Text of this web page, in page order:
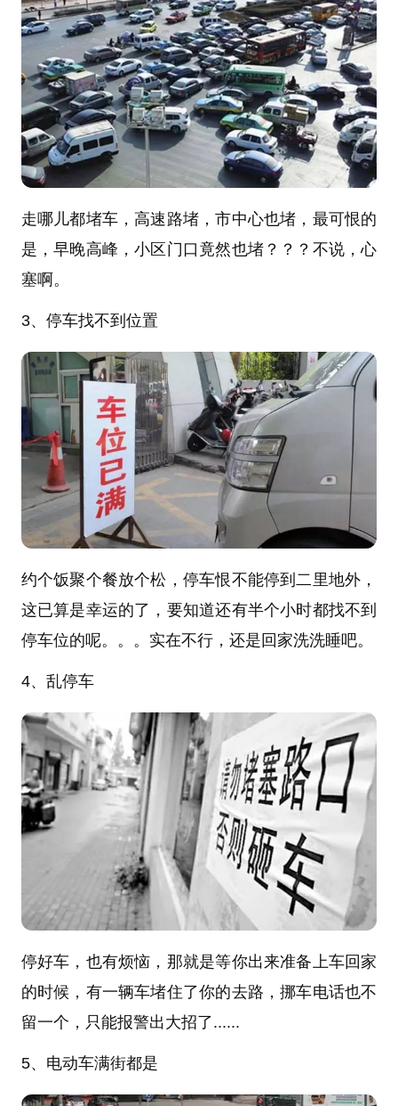
走哪儿都堵车，高速路堵，市中心也堵，最可恨的
是，早晚高峰，小区门口竟然也堵？？？不说，心
塞啊。
3、停车找不到位置
约个饭聚个餐放个松，停车恨不能停到二里地外，
这已算是幸运的了，要知道还有半个小时都找不到
停车位的呢。。。实在不行，还是回家洗洗睡吧。
4、乱停车
停好车，也有烦恼，那就是等你出来准备上车回家
的时候，有一辆车堵住了你的去路，挪车电话也不
留一个，只能报警出大招了......
5、电动车满街都是